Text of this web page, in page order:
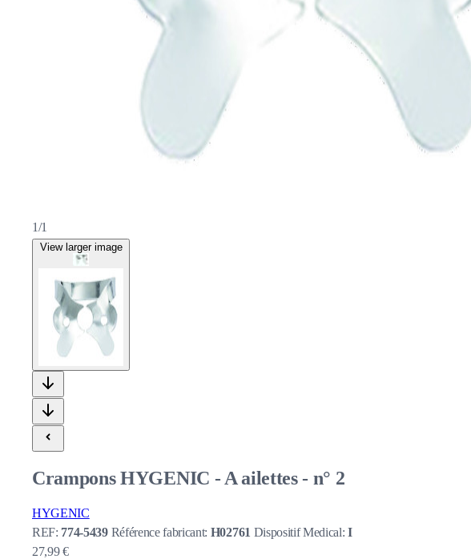
1/1
View larger image
Crampons HYGENIC - A ailettes - n° 2
HYGENIC
REF: 774-5439 Référence fabricant: H02761 Dispositif Medical:I
27,99 €